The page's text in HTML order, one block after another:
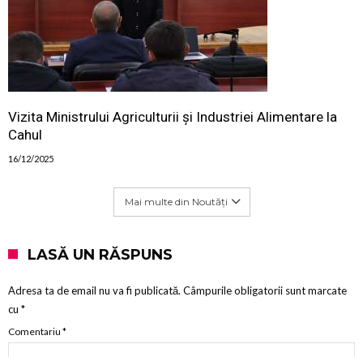
Vizita Ministrului Agriculturii și Industriei Alimentare la
Cahul
16/12/2025
Mai multe din Noutăți
LASĂ UN RĂSPUNS
Adresa ta de email nu va fi publicată. Câmpurile obligatorii sunt marcate
cu *
Comentariu *